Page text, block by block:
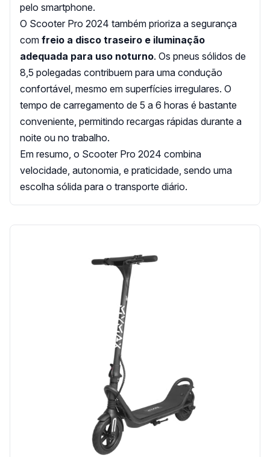
pelo smartphone.
O Scooter Pro 2024 também prioriza a segurança
com freio a disco traseiro e iluminação
adequada para uso noturno. Os pneus sólidos de
8,5 polegadas contribuem para uma condução
confortável, mesmo em superfícies irregulares. O
tempo de carregamento de 5 a 6 horas é bastante
conveniente, permitindo recargas rápidas durante a
noite ou no trabalho.
Em resumo, o Scooter Pro 2024 combina
velocidade, autonomia, e praticidade, sendo uma
escolha sólida para o transporte diário.